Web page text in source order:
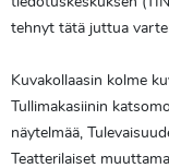
tehnyt tätä juttua
Kuvakollaasin kolme
Tullimakasiinin
näytelmää,
Teatterilaiset